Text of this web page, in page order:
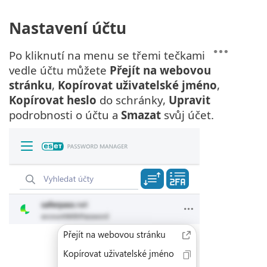
Nastavení účtu
Po kliknutí na menu se třemi tečkami
vedle účtu můžete Přejít na webovou
stránku, Kopírovat uživatelské jméno,
Kopírovat heslo do schránky, Upravit
podrobnosti o účtu a Smazat svůj účet.